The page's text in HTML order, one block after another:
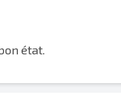
état.